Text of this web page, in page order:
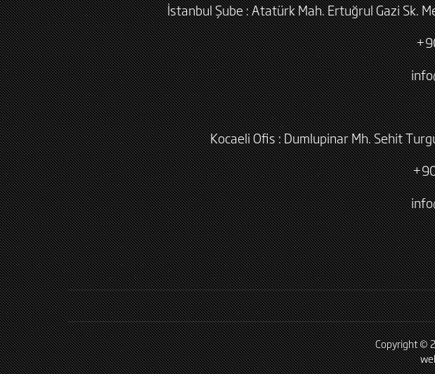
İstanbul Şube : Atatürk Mah. Ertuğrul Gazi Sk.
Kocaeli Ofis : Dumlupinar Mh. Sehit
Copyright ©